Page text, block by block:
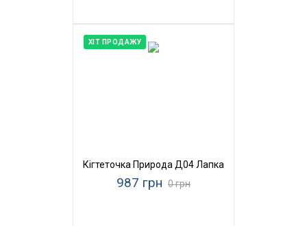
ХІТ ПРОДАЖУ
Кігтеточка Природа Д04 Лапка
987 грн 0 грн